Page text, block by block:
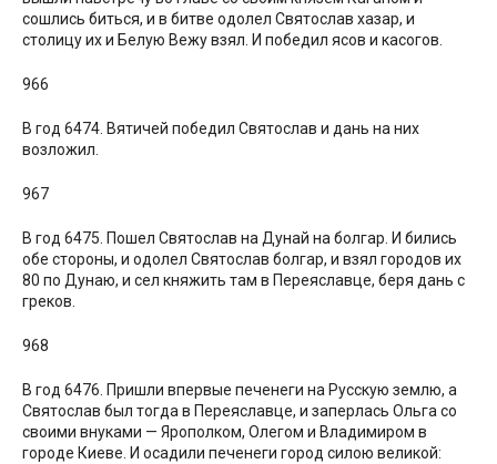
сошлись биться, и в битве одолел Святослав хазар, и
столицу их и Белую Вежу взял. И победил ясов и касогов.
966
В год 6474. Вятичей победил Святослав и дань на них
возложил.
967
В год 6475. Пошел Святослав на Дунай на болгар. И бились
обе стороны, и одолел Святослав болгар, и взял городов их
80 по Дунаю, и сел княжить там в Переяславце, беря дань с
греков.
968
В год 6476. Пришли впервые печенеги на Русскую землю, а
Святослав был тогда в Переяславце, и заперлась Ольга со
своими внуками — Ярополком, Олегом и Владимиром в
городе Киеве. И осадили печенеги город силою великой: